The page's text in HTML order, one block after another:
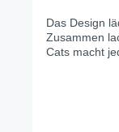
Das Design
Zusammen
Cats macht